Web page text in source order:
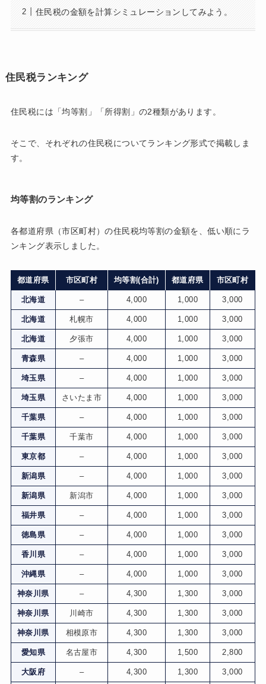
住民税の金額を計算シミュレーションしてみよう。
住民税ランキング
住民税には「均等割」「所得割」の2種類があります。
そこで、それぞれの住民税についてランキング形式で掲載しま
す。
均等割のランキング
各都道府県（市区町村）の住民税均等割の金額を、低い順にラ
ンキング表示しました。
都道府県 市区町村 均等割(合計) 都道府県 市区町村
北海道 – 4,000 1,000 3,000
北海道 札幌市 4,000 1,000 3,000
北海道 夕張市 4,000 1,000 3,000
青森県 – 4,000 1,000 3,000
埼玉県 – 4,000 1,000 3,000
埼玉県 さいたま市 4,000 1,000 3,000
千葉県 – 4,000 1,000 3,000
千葉県 千葉市 4,000 1,000 3,000
東京都 – 4,000 1,000 3,000
新潟県 – 4,000 1,000 3,000
新潟県 新潟市 4,000 1,000 3,000
福井県 – 4,000 1,000 3,000
徳島県 – 4,000 1,000 3,000
香川県 – 4,000 1,000 3,000
沖縄県 – 4,000 1,000 3,000
神奈川県 – 4,300 1,300 3,000
神奈川県 川崎市 4,300 1,300 3,000
神奈川県 相模原市 4,300 1,300 3,000
愛知県 名古屋市 4,300 1,500 2,800
大阪府 – 4,300 1,300 3,000